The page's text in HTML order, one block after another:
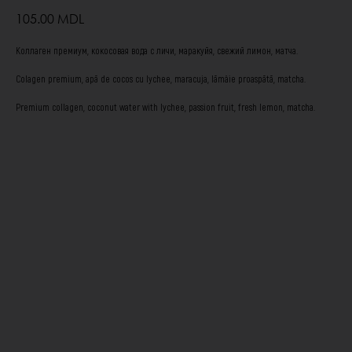
105.00 MDL
Коллаген премиум, кокосовая вода с личи, маракуйя, свежий лимон, матча.
Colagen premium, apă de cocos cu lychee, maracuja, lămâie proaspătă, matcha.
Premium collagen, coconut water with lychee, passion fruit, fresh lemon, matcha.